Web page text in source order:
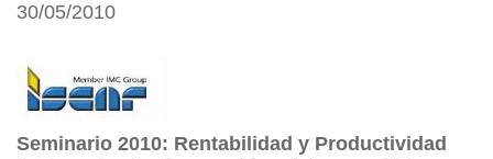
30/05/2010
Seminario 2010: Rentabilidad y Productividad